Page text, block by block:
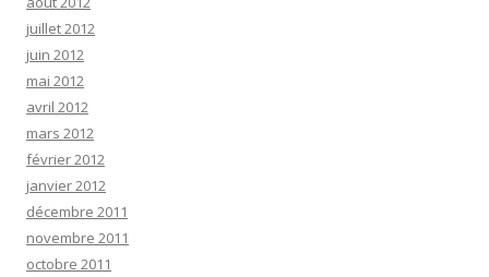
juillet 2012
juin 2012
mai 2012
avril 2012
mars 2012
février 2012
janvier 2012
décembre 2011
novembre 2011
octobre 2011